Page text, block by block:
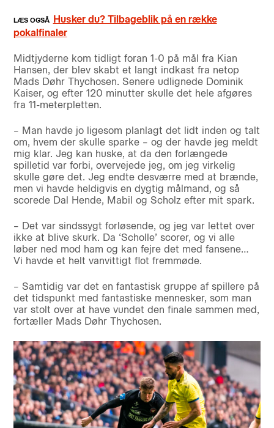
Husker du? Tilbageblik på en række
pokalfinaler
Midtjyderne kom tidligt foran 1-0 på mål fra Kian
Hansen, der blev skabt et langt indkast fra netop
Mads Døhr Thychosen. Senere udlignede Dominik
Kaiser, og efter 120 minutter skulle det hele afgøres
fra 11-meterpletten.
– Man havde jo ligesom planlagt det lidt inden og talt
om, hvem der skulle sparke – og der havde jeg meldt
mig klar. Jeg kan huske, at da den forlængede
spilletid var forbi, overvejede jeg, om jeg virkelig
skulle gøre det. Jeg endte desværre med at brænde,
men vi havde heldigvis en dygtig målmand, og så
scorede Dal Hende, Mabil og Scholz efter mit spark.
– Det var sindssygt forløsende, og jeg var lettet over
ikke at blive skurk. Da ‘Scholle’ scorer, og vi alle
løber ned mod ham og kan fejre det med fansene…
Vi havde et helt vanvittigt flot fremmøde.
– Samtidig var det en fantastisk gruppe af spillere på
det tidspunkt med fantastiske mennesker, som man
var stolt over at have vundet den finale sammen med,
fortæller Mads Døhr Thychosen.